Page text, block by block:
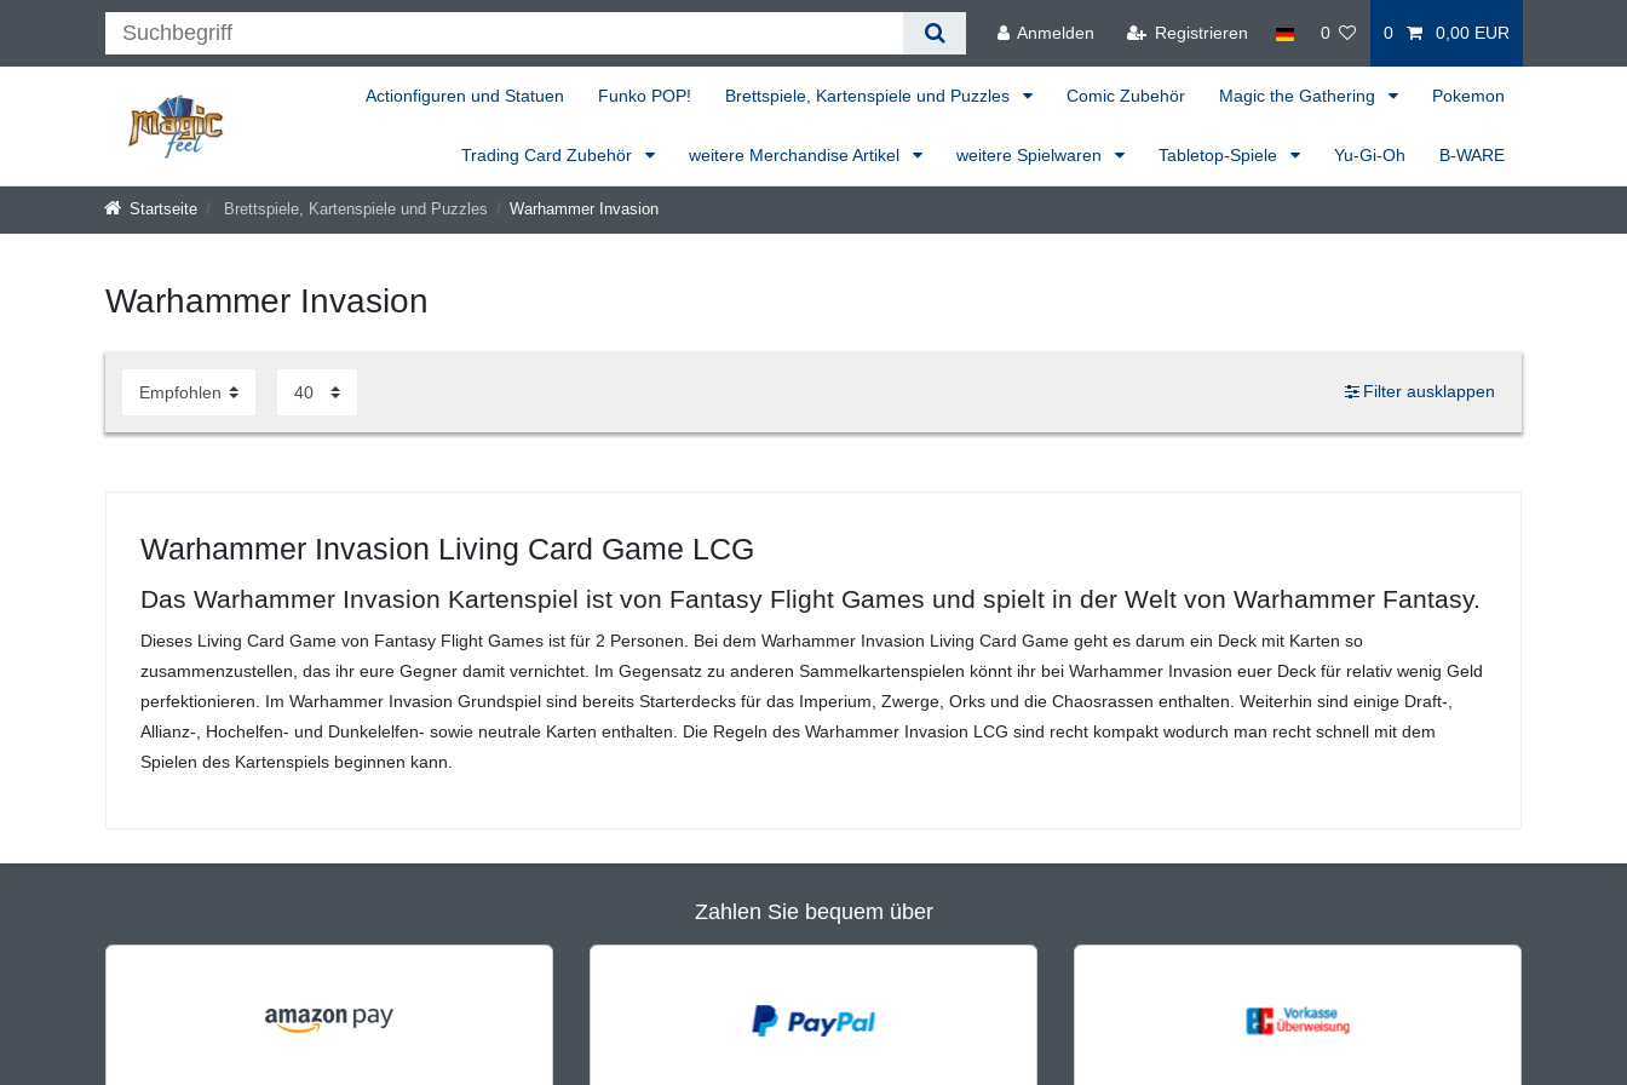
Anmelden Registrieren 0 0 0,00 EUR
Actionfiguren und Statuen Funko POP! Brettspiele, Kartenspiele und Puzzles Comic Zubehör Magic the Gathering Pokemon
Trading Card Zubehör weitere Merchandise Artikel weitere Spielwaren Tabletop-Spiele Yu-Gi-Oh B-WARE
Startseite Brettspiele, Kartenspiele und Puzzles Warhammer Invasion
Warhammer Invasion
Filter ausklappen
Warhammer Invasion Living Card Game LCG
Das Warhammer Invasion Kartenspiel ist von Fantasy Flight Games und spielt in der Welt von Warhammer Fantasy.
Dieses Living Card Game von Fantasy Flight Games ist für 2 Personen. Bei dem Warhammer Invasion Living Card Game geht es darum ein Deck mit Karten so
zusammenzustellen, das ihr eure Gegner damit vernichtet. Im Gegensatz zu anderen Sammelkartenspielen könnt ihr bei Warhammer Invasion euer Deck für relativ wenig Geld
perfektionieren. Im Warhammer Invasion Grundspiel sind bereits Starterdecks für das Imperium, Zwerge, Orks und die Chaosrassen enthalten. Weiterhin sind einige Draft-,
Allianz-, Hochelfen- und Dunkelelfen- sowie neutrale Karten enthalten. Die Regeln des Warhammer Invasion LCG sind recht kompakt wodurch man recht schnell mit dem
Spielen des Kartenspiels beginnen kann.
Zahlen Sie bequem über